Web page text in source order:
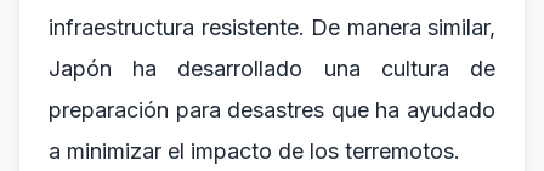
infraestructura resistente. De manera similar,
Japón ha desarrollado una cultura de
preparación para desastres que ha ayudado
a minimizar el impacto de los terremotos.